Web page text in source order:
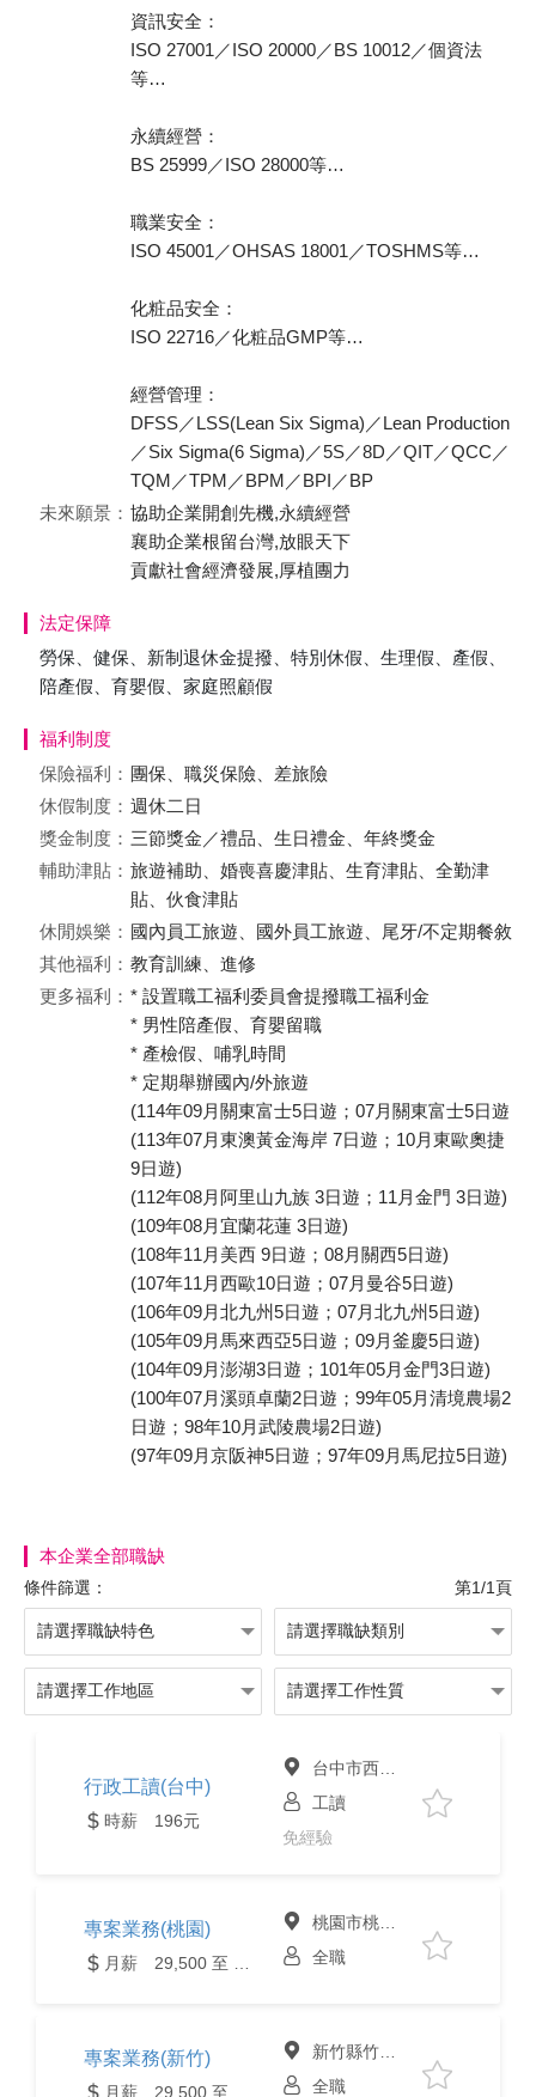
資訊安全：
ISO 27001／ISO 20000／BS 10012／個資法
等…
永續經營：
BS 25999／ISO 28000等…
職業安全：
ISO 45001／OHSAS 18001／TOSHMS等…
化粧品安全：
ISO 22716／化粧品GMP等…
經營管理：
DFSS／LSS(Lean Six Sigma)／Lean Production
／Six Sigma(6 Sigma)／5S／8D／QIT／QCC／
TQM／TPM／BPM／BPI／BP
未來願景： 協助企業開創先機,永續經營
襄助企業根留台灣,放眼天下
貢獻社會經濟發展,厚植團力
法定保障
勞保、健保、新制退休金提撥、特別休假、生理假、產假、
陪產假、育嬰假、家庭照顧假
福利制度
保險福利： 團保、職災保險、差旅險
休假制度： 週休二日
獎金制度： 三節獎金／禮品、生日禮金、年終獎金
輔助津貼： 旅遊補助、婚喪喜慶津貼、生育津貼、全勤津
貼、伙食津貼
休閒娛樂： 國內員工旅遊、國外員工旅遊、尾牙/不定期餐敘
其他福利： 教育訓練、進修
更多福利： * 設置職工福利委員會提撥職工福利金
* 男性陪產假、育嬰留職
* 產檢假、哺乳時間
* 定期舉辦國內/外旅遊
(114年09月關東富士5日遊；07月關東富士5日遊
(113年07月東澳黃金海岸 7日遊；10月東歐奧捷
9日遊)
(112年08月阿里山九族 3日遊；11月金門 3日遊)
(109年08月宜蘭花蓮 3日遊)
(108年11月美西 9日遊；08月關西5日遊)
(107年11月西歐10日遊；07月曼谷5日遊)
(106年09月北九州5日遊；07月北九州5日遊)
(105年09月馬來西亞5日遊；09月釜慶5日遊)
(104年09月澎湖3日遊；101年05月金門3日遊)
(100年07月溪頭卓蘭2日遊；99年05月清境農場2
日遊；98年10月武陵農場2日遊)
(97年09月京阪神5日遊；97年09月馬尼拉5日遊)
本企業全部職缺
條件篩選： 第1/1頁
行政工讀(台中)
時薪 196元
台中市西屯區
工讀
免經驗
專案業務(桃園)
桃園市桃園區
全職
專案業務(新竹)
新竹縣竹北市
全職